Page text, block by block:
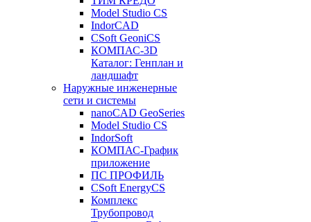
Model Studio CS
IndorCAD
CSoft GeoniCS
КОМПАС-3D
Каталог: Генплан и
ландшафт
Наружные инженерные
сети и системы
nanoCAD GeoSeries
Model Studio CS
IndorSoft
КОМПАС-График
приложение
ПС ПРОФИЛЬ
CSoft EnergyCS
Комплекс
Трубопровод